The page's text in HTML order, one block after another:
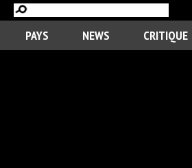
PAYS NEWS CRITIQUE